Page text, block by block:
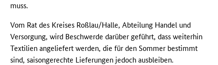
muss.
Vom Rat des Kreises Roßlau/Halle, Abteilung Handel und
Versorgung, wird Beschwerde darüber geführt, dass weiterhin
Textilien angeliefert werden, die für den Sommer bestimmt
sind, saisongerechte Lieferungen jedoch ausbleiben.